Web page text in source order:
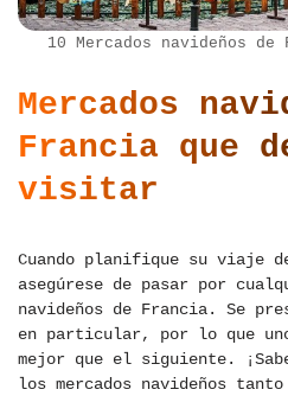
10 Mercados navideños
Mercados
Francia que
visitar
Cuando planifique su viaje
asegúrese de pasar por
navideños de Francia. Se
en particular, por lo que uno
mejor que el siguiente.
los mercados navideños